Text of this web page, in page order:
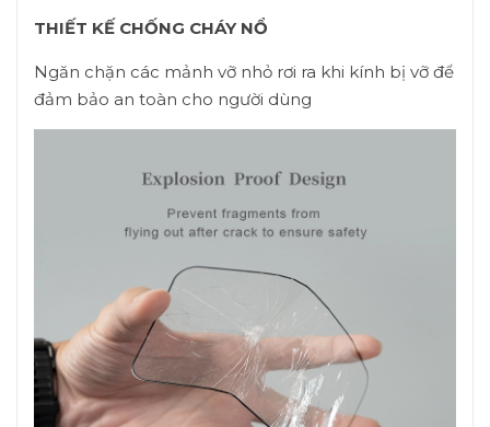
THIẾT KẾ CHỐNG CHÁY NỔ
Ngăn chặn các mảnh vỡ nhỏ rơi ra khi kính bị vỡ để
đảm bảo an toàn cho người dùng